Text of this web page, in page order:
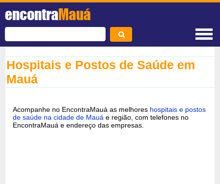
encontraMauá
Hospitais e Postos de Saúde em
Mauá
Acompanhe no EncontraMauá as melhores hospitais e postos
de saúde na cidade de Mauá e região, com telefones no
EncontraMauá e endereço das empresas.